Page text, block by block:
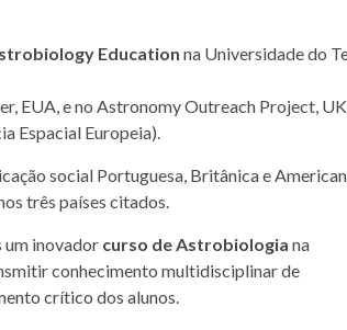
Education na Universidade do
EUA, e no Astronomy Outreach Project,
Espacial Europeia).
social Portuguesa, Britânica e
três países citados.
um inovador curso de Astrobiologia na
conhecimento multidisciplinar de
crítico dos alunos.